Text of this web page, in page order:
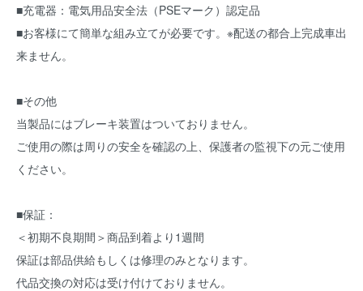
■充電器：電気用品安全法（PSEマーク）認定品
■お客様にて簡単な組み立てが必要です。※配送の都合上完成車出
来ません。
■その他
当製品にはブレーキ装置はついておりません。
ご使用の際は周りの安全を確認の上、保護者の監視下の元ご使用
ください。
■保証：
＜初期不良期間＞商品到着より1週間
保証は部品供給もしくは修理のみとなります。
代品交換の対応は受け付けておりません。